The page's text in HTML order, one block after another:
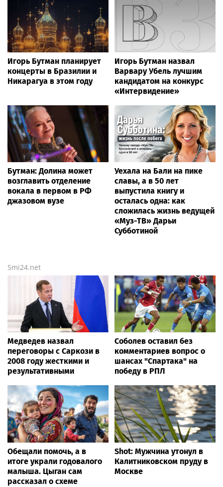
Игорь Бутман планирует
концерты в Бразилии и
Никарагуа в этом году
Игорь Бутман назвал
Варвару Убель лучшим
кандидатом на конкурс
«Интервидение»
Бутман: Долина может
возглавить отделение
вокала в первом в РФ
джазовом вузе
Уехала на Бали на пике
славы, а в 50 лет
выпустила книгу и
осталась одна: как
сложилась жизнь ведущей
«Муз-ТВ» Дарьи
Субботиной
Smi24.net
Медведев назвал
переговоры с Саркози в
2008 году жесткими и
результативными
Соболев оставил без
комментариев вопрос о
шансах "Спартака" на
победу в РПЛ
Обещали помочь, а в
итоге украли годовалого
малыша. Цыган сам
рассказал о схеме
Shot: Мужчина утонул в
Калитниковском пруду в
Москве